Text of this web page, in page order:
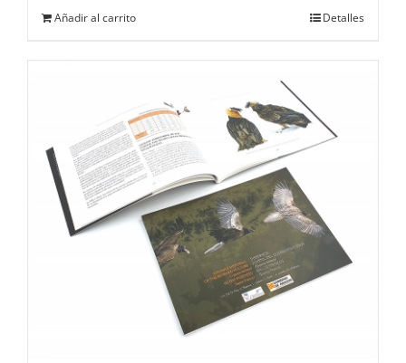
Añadir al carrito Detalles